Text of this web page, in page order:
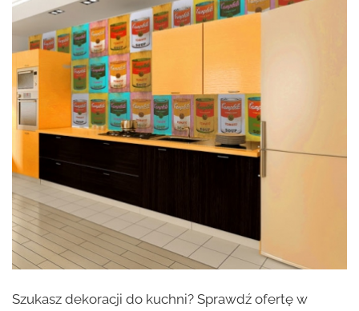
Szukasz dekoracji do kuchni? Sprawdź ofertę w